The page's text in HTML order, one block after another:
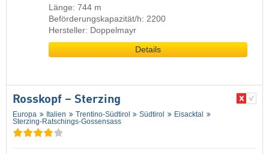
Länge: 744 m
Beförderungskapazität/h: 2200
Hersteller: Doppelmayr
Details
Rosskopf – Sterzing
Europa Italien Trentino-Südtirol Südtirol
Eisacktal
Sterzing-Ratschings-Gossensass